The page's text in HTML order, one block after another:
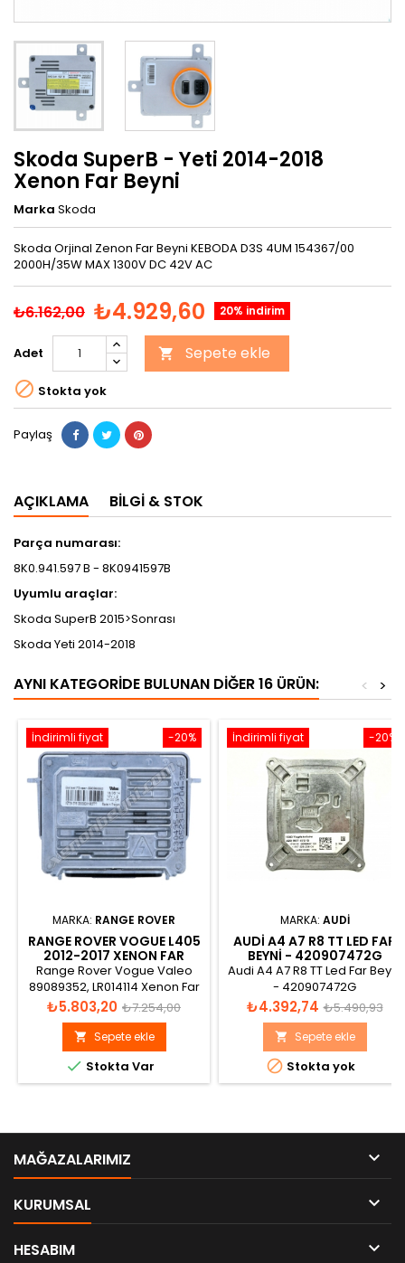
Skoda SuperB - Yeti 2014-2018
Xenon Far Beyni
Marka Skoda
Skoda Orjinal Zenon Far Beyni KEBODA D3S 4UM 154367/00
2000H/35W MAX 1300V DC 42V AC
₺6.162,00 ₺4.929,60 20% indirim
Adet  Sepete ekle
 Stokta yok
Paylaş
AÇIKLAMA BILGI & STOK
Parça numarası:
8K0.941.597 B - 8K0941597B
​Uyumlu araçlar:
Skoda SuperB 2015>Sonrası
Skoda Yeti 2014-2018
AYNI KATEGORIDE BULUNAN DIĞER 16 ÜRÜN: >
<
-20%
İndirimli fiyat
MARKA: RANGE ROVER
RANGE ROVER VOGUE L405
2012-2017 XENON FAR
BEYNI LR014114
Range Rover Vogue Valeo
89089352, LR014114 Xenon Far
Beyni
Fiyat
₺5.803,20 Normal
fiyat
₺7.254,00
 Sepete ekle
 Stokta Var
-20%
İndirimli fiyat
MARKA: AUDI
AUDI A4 A7 R8 TT LED FAR
BEYNI - 420907472G
Audi A4 A7 R8 TT Led Far Beyni
- 420907472G
- 130732920604
- 130732920603
Fiyat
₺4.392,74 Normal
fiyat
₺5.490,93
 Sepete ekle
 Stokta yok
MAĞAZALARIMIZ 
KURUMSAL 
HESABIM 